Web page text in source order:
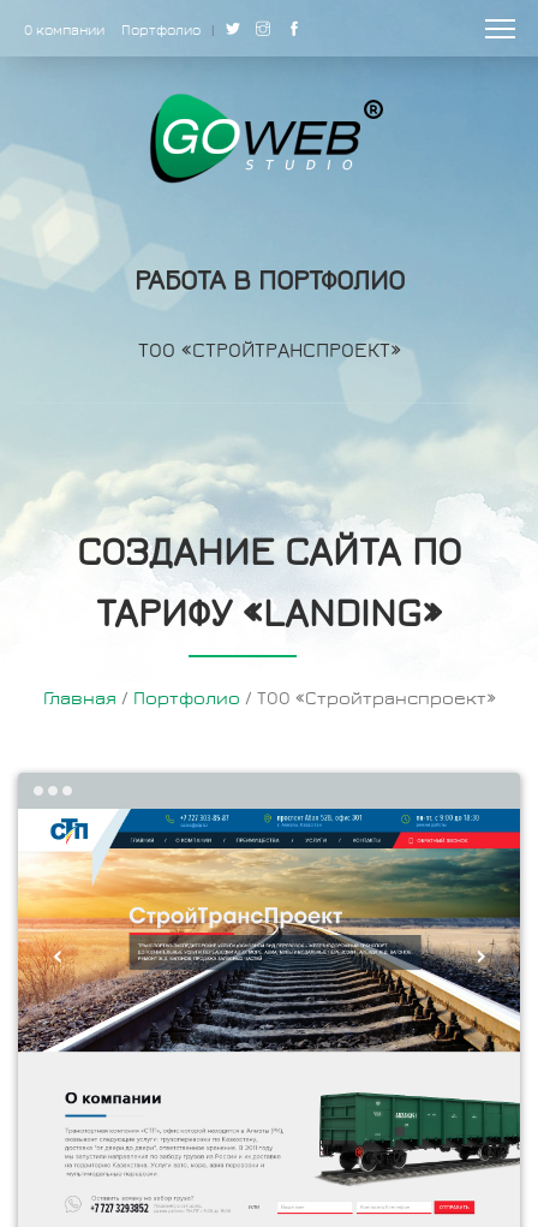
О компании Портфолио |
РАБОТА В ПОРТФОЛИО
ТОО «СТРОЙТРАНСПРОЕКТ»
СОЗДАНИЕ САЙТА ПО
ТАРИФУ «LANDING»
Главная / Портфолио / ТОО «Стройтранспроект»